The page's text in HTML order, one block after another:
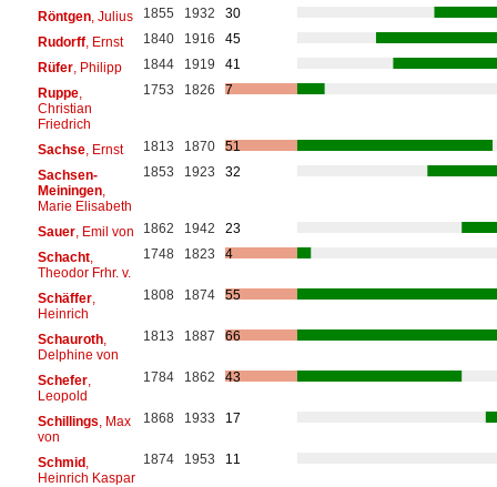
Röntgen, Julius 1855 1932
30
Rudorff, Ernst 1840 1916
45
Rüfer, Philipp 1844 1919
41
Ruppe,
Christian
Friedrich
1753 1826 7
Sachse, Ernst 1813 1870
51
Sachsen-
Meiningen,
Marie Elisabeth
1853 1923 32
Sauer, Emil von 1862 1942
23
Schacht,
Theodor Frhr. v.
1748 1823 4
Schäffer,
Heinrich
1808 1874 55
Schauroth,
Delphine von
1813 1887 66
Schefer,
Leopold
1784 1862 43
Schillings , Max
von
1868 1933 17
Schmid,
Heinrich Kaspar
1874 1953 11